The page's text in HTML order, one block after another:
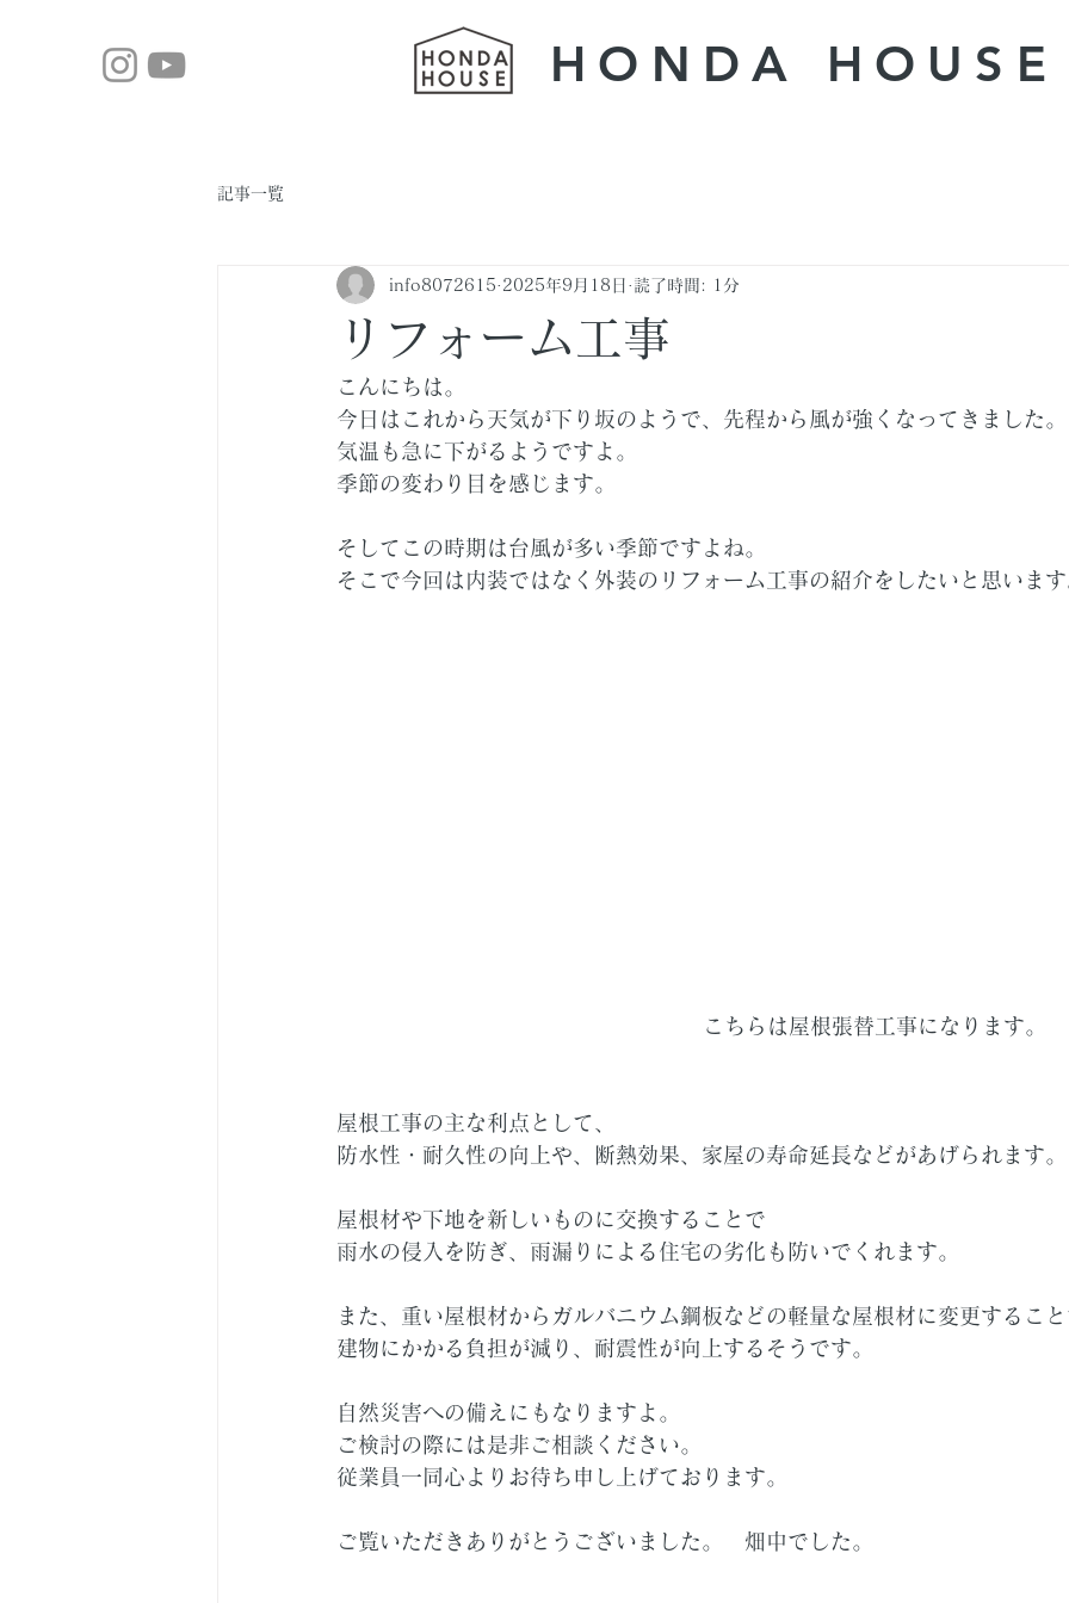
HONDA ​HOUSE
記事一覧
リフォーム工事
info8072615 2025年9月18日 読了時間: 1分
こんにちは。
今日はこれから天気が下り坂のようで、先程から風が強くなってきました。
気温も急に下がるようですよ。
季節の変わり目を感じます。
そしてこの時期は台風が多い季節ですよね。
そこで今回は内装ではなく外装のリフォーム工事の紹介をしたいと思いま
こちらは屋根張替工事になります。
屋根工事の主な利点として、
防水性・耐久性の向上や、断熱効果、家屋の寿命延長などがあげられます。
屋根材や下地を新しいものに交換することで
雨水の侵入を防ぎ、雨漏りによる住宅の劣化も防いでくれます。
また、重い屋根材からガルバニウム鋼板などの軽量な屋根材に変更するこ
建物にかかる負担が減り、耐震性が向上するそうです。
自然災害への備えにもなりますよ。
ご検討の際には是非ご相談ください。
従業員一同心よりお待ち申し上げております。
ご覧いただきありがとうございました。　畑中でした。